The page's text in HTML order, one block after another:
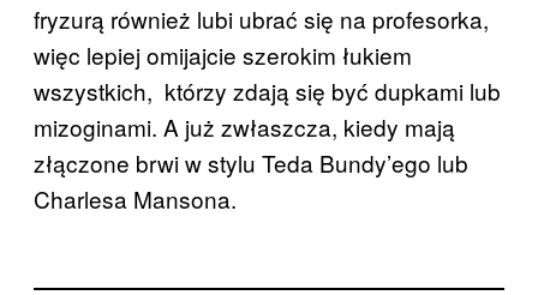
fryzurą również lubi ubrać się na profesorka,
więc lepiej omijajcie szerokim łukiem
wszystkich, którzy zdają się być dupkami lub
mizoginami. A już zwłaszcza, kiedy mają
złączone brwi w stylu Teda Bundy’ego lub
Charlesa Mansona.